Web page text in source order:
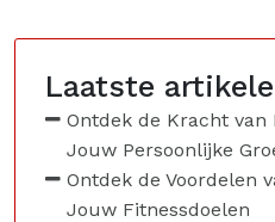
Laatste
Ontdek de Kracht van
Jouw Persoonlijke
Ontdek de Voordelen
Jouw Fitnessdoelen